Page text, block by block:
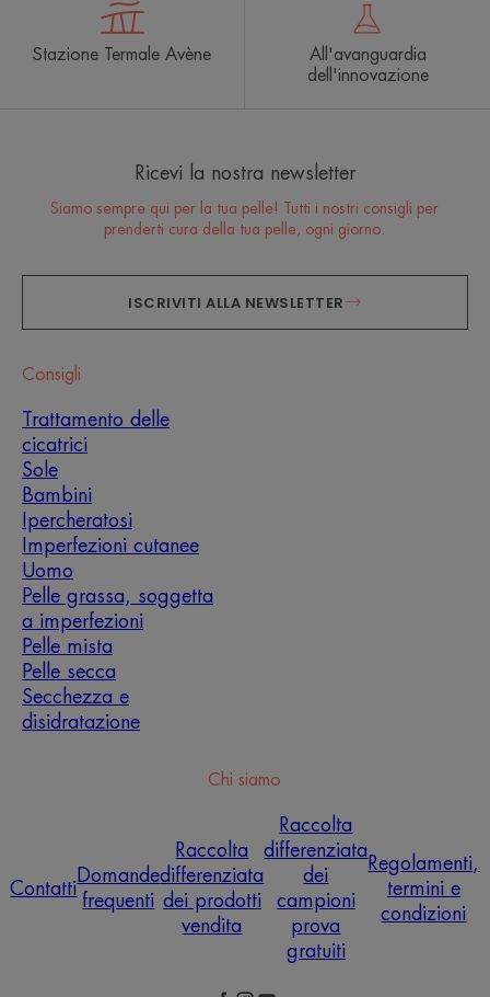
Stazione Termale Avène
All'avanguardia
dell'innovazione
Ricevi la nostra newsletter
Siamo sempre qui per la tua pelle! Tutti i nostri consigli per
prenderti cura della tua pelle, ogni giorno.
ISCRIVITI ALLA NEWSLETTER
Consigli
Trattamento delle
cicatrici
Sole
Bambini
Ipercheratosi
Imperfezioni cutanee
Uomo
Pelle grassa, soggetta
a imperfezioni
Pelle mista
Pelle secca
Secchezza e
disidratazione
Chi siamo
Contatti
Domande
frequenti
Raccolta
differenziata
dei prodotti
vendita
Raccolta
differenziata
dei
campioni
prova
gratuiti
Regolamenti,
termini e
condizioni